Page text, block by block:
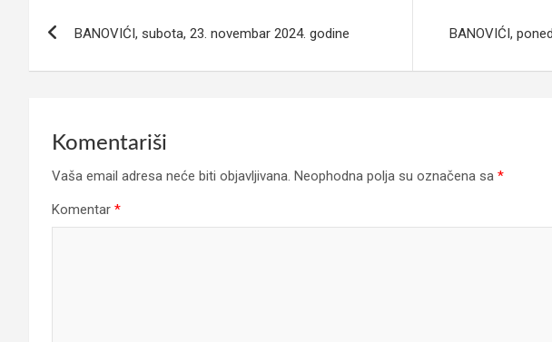
BANOVIĆI, subota, 23. novembar 2024. godine BANOVIĆI,
Komentariši
Vaša email adresa neće biti objavljivana. Neophodna polja su označena sa *
Komentar *